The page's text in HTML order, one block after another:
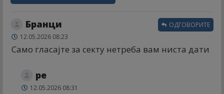
Бранци
12.05.2026 08:23
Само гласајте за секту нетреба вам ниста дати
ОДГОВОРИТЕ
ре
12.05.2026 08:31